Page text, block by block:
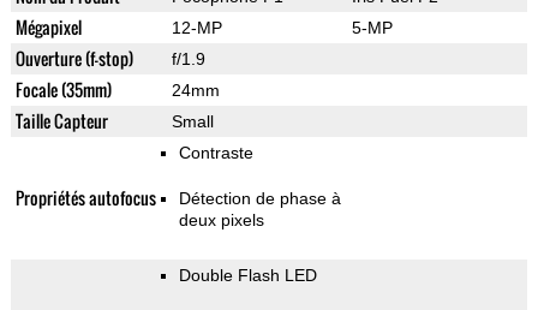
Mégapixel 12-MP 5-MP
Ouverture (f-stop) f/1.9
Focale (35mm) 24mm
Taille Capteur Small
Propriétés autofocus
Contraste
Détection de phase à
deux pixels
Double Flash LED